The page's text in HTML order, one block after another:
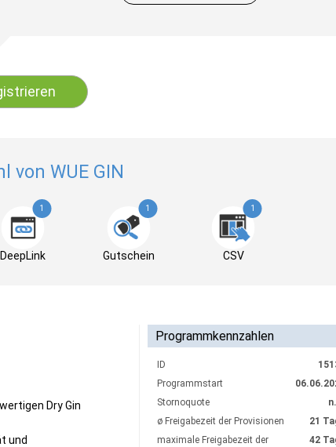
von WUE GIN
1
DeepLink
1
Gutschein
1
CSV
Dry Gin
und
Programmkennzahlen
ID
Programmstart
Stornoquote
ø Freigabezeit der Provisionen
21
maximale Freigabezeit der
42